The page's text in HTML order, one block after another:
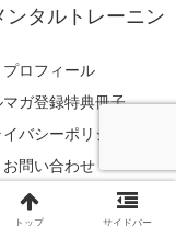
ンタルトレーニン
プロフィール
マガ登録特典冊子
バシーポリシー
お問い合わせ
タルトレーニング.
トップ サイドバー